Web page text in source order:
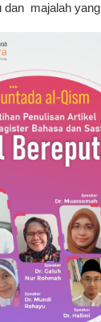
majalah